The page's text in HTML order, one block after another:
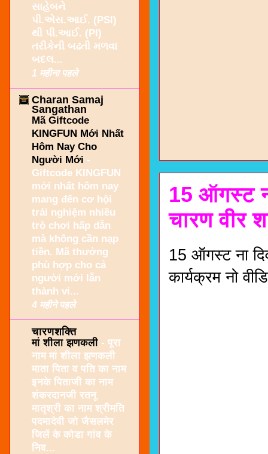
15 ऑगस्ट
चारण वीर
15 ऑगस्ट ना
कार्यक्रम नो
સાહેબને
પી.એસ.આઈ. (PSI)
થી પી.આઈ. (PI)
તરીકેની બઢતી મળવા
બદલ...
1 महीना पहले
Charan Samaj
Sangathan
Mã Giftcode
KINGFUN Mới Nhất
Hôm Nay Cho
Người Mới -
Giftcode KINGFUN
mới nhất hôm nay
mang đến cơ hội
trải nghiệm nhiều
trò chơi hấp dẫn
mà không cần nạp
tiền. Mã thưởng
phù hợp cho cả
người mới lẫn
thành vi...
4 महीने पहले
चारणशक्ति
मां शीला झणकली - पूरा
नाम मां शीला झणकली
माता पिता व पति का नाम
इनके पिताजी का नाम
शंकरदानजी रतनू
मातृश्री का नाम श्रीमति
पदमादेवी जो जैसलमेर
जिलें के कोडा गांव के
निव...